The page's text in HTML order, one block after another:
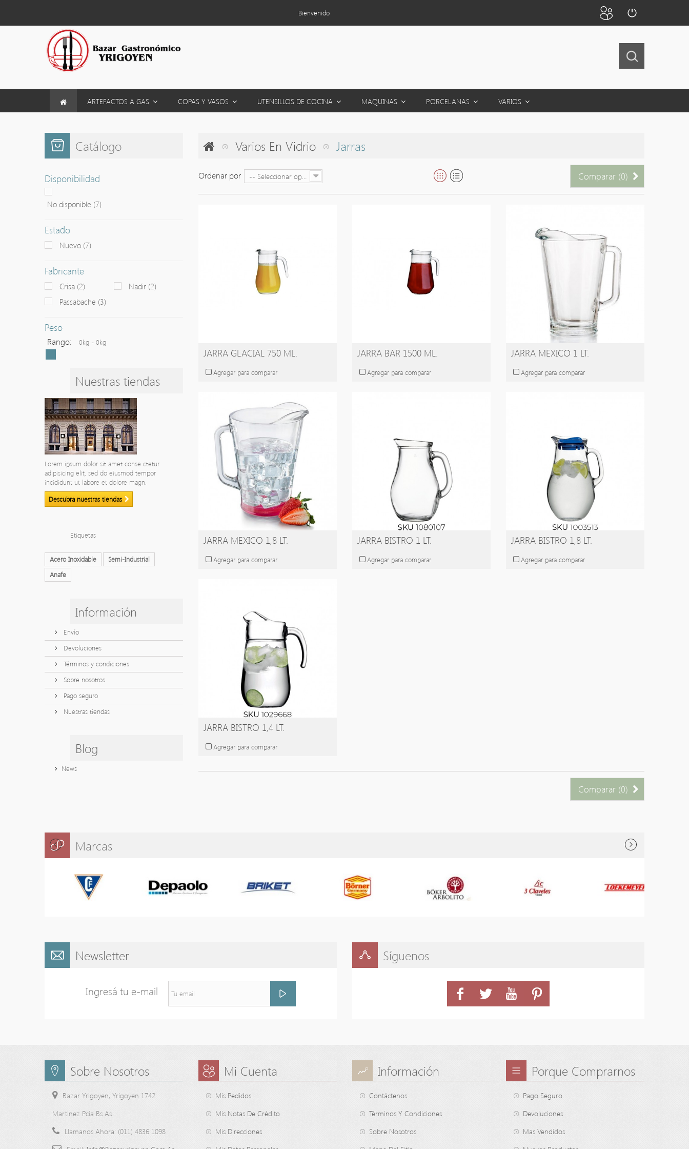
Bienvenido
ARTEFACTOS A GAS COPAS Y VASOS UTENSILLOS DE COCINA MAQUINAS PORCELANAS VARIOS
Catálogo
Disponibilidad
No disponible (7)
Estado
Nuevo (7)
Fabricante
Crisa (2) Nadir (2)
Passabache (3)
Peso
Rango: 0kg - 0kg
Nuestras tiendas
Lorem ipsum dolor sit amet conse ctetur
adipisicing elit, sed do eiusmod tempor
incididunt ut labore et dolore magn.
Descubra nuestras tiendas
Etiquetas
Acero Inoxidable
Semi-Industrial
Anafe
Información
Envío
Devoluciones
Términos y condiciones
Sobre nosotros
Pago seguro
Nuestras tiendas
Blog
News
Varios En Vidrio Jarras
Ordenar por -- Seleccionar opción -- Comparar (0)
JARRA GLACIAL 750 ML.
Agregar para comparar
JARRA BAR 1500 ML.
Agregar para comparar
JARRA MEXICO 1 LT.
Agregar para comparar
JARRA MEXICO 1,8 LT.
Agregar para comparar
JARRA BISTRO 1 LT.
Agregar para comparar
JARRA BISTRO 1,8 LT.
Agregar para comparar
JARRA BISTRO 1,4 LT.
Agregar para comparar
Comparar (0)
Marcas
Newsletter
Ingresá tu e-mail
Síguenos
Sobre Nosotros
Bazar Yrigoyen, Yrigoyen 1742
Martinez Pcia Bs As
Llamanos Ahora: (011) 4836 1098
Mi Cuenta
Mis Pedidos
Mis Notas De Crédito
Mis Direcciones
Información
Contáctenos
Términos Y Condiciones
Sobre Nosotros
Porque Comprarnos
Pago Seguro
Devoluciones
Mas Vendidos